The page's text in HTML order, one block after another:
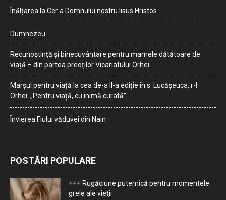
Înălțarea la Cer a Domnului nostru Iisus Hristos
Dumnezeu…
Recunoștință și binecuvântare pentru mamele dătătoare de
viață – din partea preoților Vicariatului Orhei
Marșul pentru viață la cea de-a II-a ediție în s. Lucășeuca, r-l
Orhei: „Pentru viață, cu inimă curată”
Învierea Fiului văduvei din Nain
POSTĂRI POPULARE
+++ Rugăciune puternică pentru momentele
grele ale vieţii